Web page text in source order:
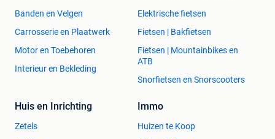
Banden en Velgen
Carrosserie en Plaatwerk
Motor en Toebehoren
Interieur en Bekleding
Elektrische fietsen
Fietsen | Bakfietsen
Fietsen | Mountainbikes en
ATB
Snorfietsen en Snorscooters
Huis en Inrichting
Zetels
Immo
Huizen te Koop